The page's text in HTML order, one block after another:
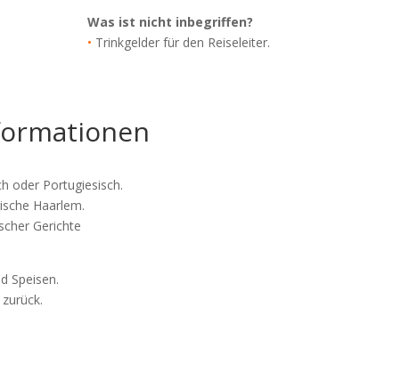
Was ist nicht inbegriffen?
• Trinkgelder für den Reiseleiter.
oder Portugiesisch.
Haarlem.
Gerichte
Speisen.